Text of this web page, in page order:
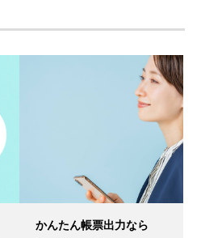
かんたん帳票出力なら